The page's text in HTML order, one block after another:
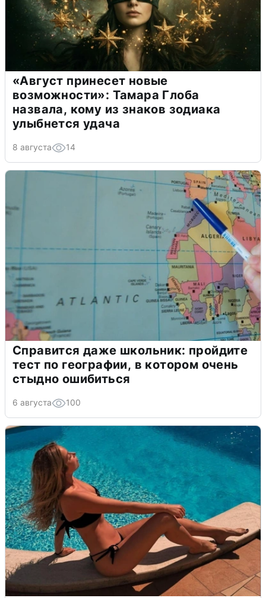
«Август принесет новые
возможности»: Тамара Глоба
назвала, кому из знаков зодиака
улыбнется удача
8 августа 14
Справится даже школьник: пройдите
тест по географии, в котором очень
стыдно ошибиться
6 августа 100